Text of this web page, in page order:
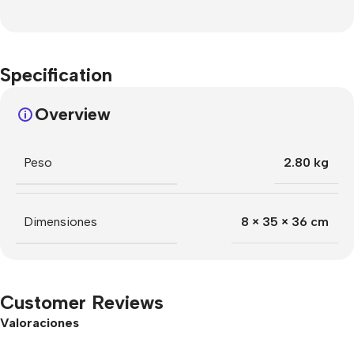
Specification
Overview
Peso 2.80 kg
Dimensiones 8 × 35 × 36 cm
Customer Reviews
Valoraciones